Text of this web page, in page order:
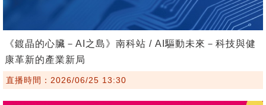
《鍍晶的心臟－AI之島》南科站 / AI驅動未來－科技與健
康革新的產業新局
直播時間：2026/06/25 13:30